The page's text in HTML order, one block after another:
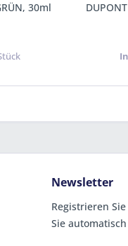
30ml
Newsletter
Registrieren
Sie